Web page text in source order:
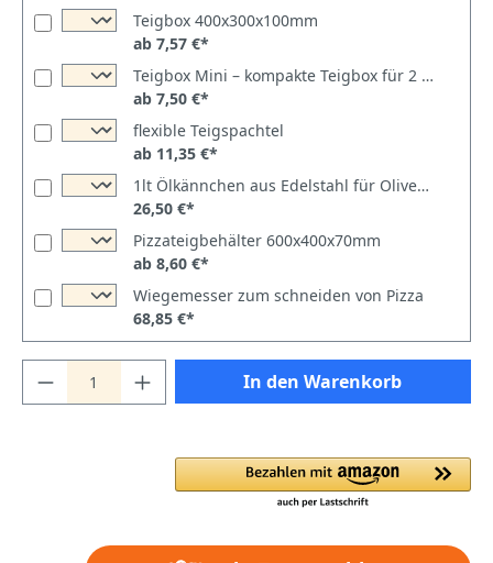
Teigbox 400x300x100mm
ab 7,57 €*
Teigbox Mini – kompakte Teigbox für 2 Teiglinge
ab 7,50 €*
flexible Teigspachtel
ab 11,35 €*
1lt Ölkännchen aus Edelstahl für Olivenöl
26,50 €*
Pizzateigbehälter 600x400x70mm
ab 8,60 €*
Wiegemesser zum schneiden von Pizza
68,85 €*
In den Warenkorb